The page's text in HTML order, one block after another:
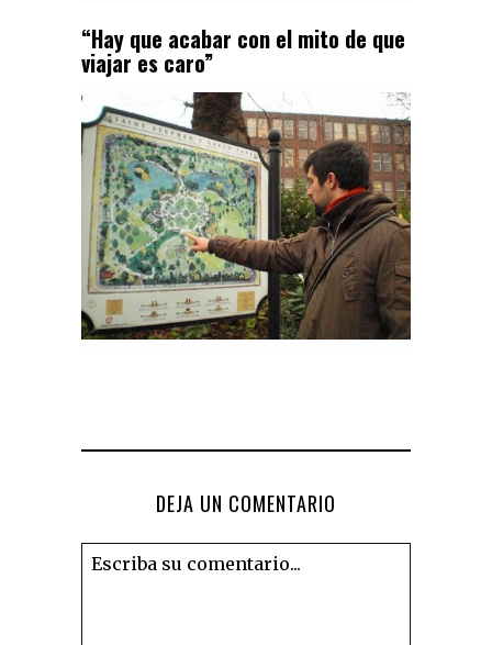
“Hay que acabar con el mito de que
viajar es caro”
DEJA UN COMENTARIO